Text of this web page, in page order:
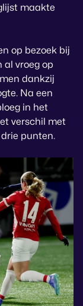
maakte
op bezoek bij
al vroeg op
dankzij
Na een
in het
verschil met
punten.